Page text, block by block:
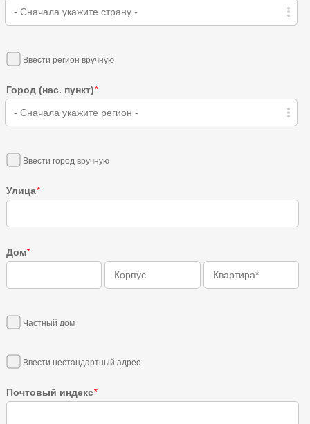
- Сначала укажите страну -
Ввести регион вручную
Город (нас. пункт)*
- Сначала укажите регион -
Ввести город вручную
Улица*
Дом*
Частный дом
Ввести нестандартный адрес
Почтовый индекс*